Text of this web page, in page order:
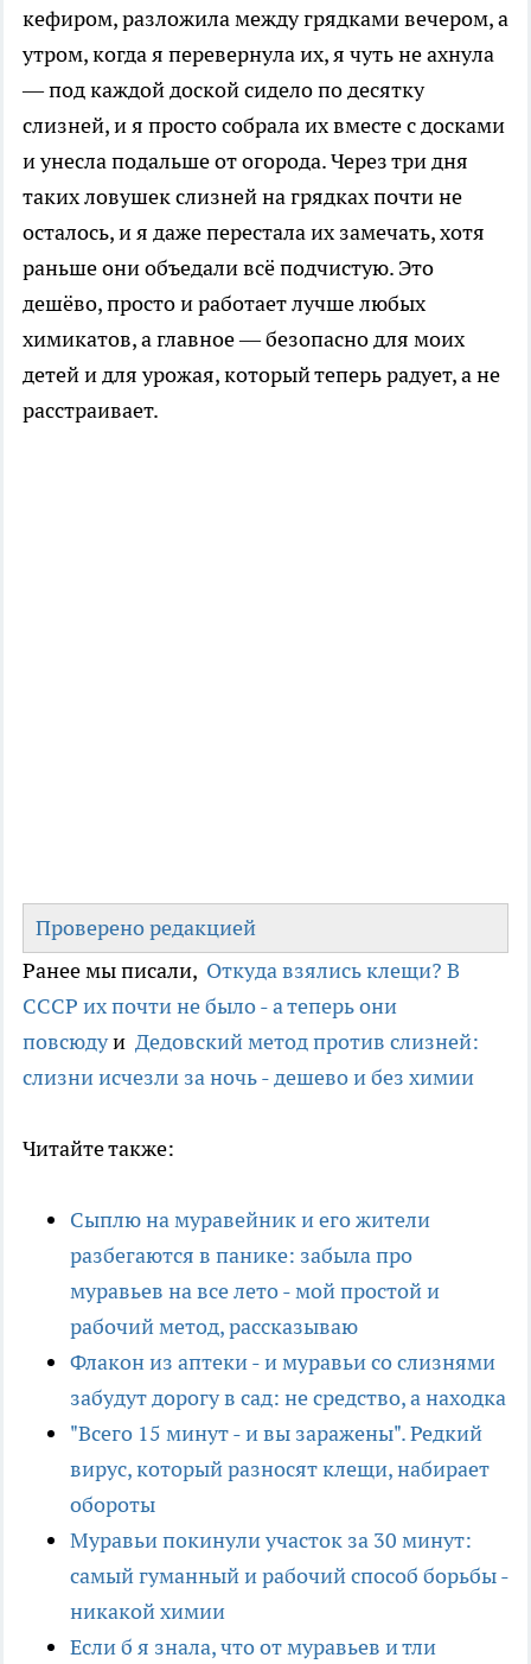
кефиром, разложила между грядками вечером, а
утром, когда я перевернула их, я чуть не ахнула
— под каждой доской сидело по десятку
слизней, и я просто собрала их вместе с досками
и унесла подальше от огорода. Через три дня
таких ловушек слизней на грядках почти не
осталось, и я даже перестала их замечать, хотя
раньше они объедали всё подчистую. Это
дешёво, просто и работает лучше любых
химикатов, а главное — безопасно для моих
детей и для урожая, который теперь радует, а не
расстраивает.
Проверено редакцией
Ранее мы писали, Откуда взялись клещи? В
СССР их почти не было - а теперь они
повсюдуи Дедовский метод против слизней:
слизни исчезли за ночь - дешево и без химии
Читайте также:
Сыплю на муравейник и его жители
разбегаются в панике: забыла про
муравьев на все лето - мой простой и
рабочий метод, рассказываю
Флакон из аптеки - и муравьи со слизнями
забудут дорогу в сад: не средство, а находка
"Всего 15 минут - и вы заражены". Редкий
вирус, который разносят клещи, набирает
обороты
Муравьи покинули участок за 30 минут:
самый гуманный и рабочий способ борьбы -
никакой химии
Если б я знала, что от муравьев и тли